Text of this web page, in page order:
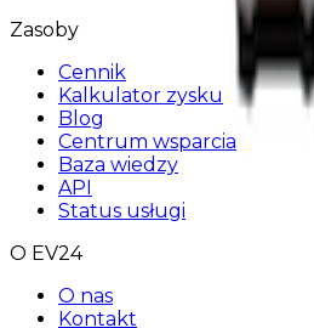
Zasoby
Cennik
Kalkulator zysku
Blog
Centrum wsparcia
Baza wiedzy
API
Status usługi
O EV24
O nas
Kontakt